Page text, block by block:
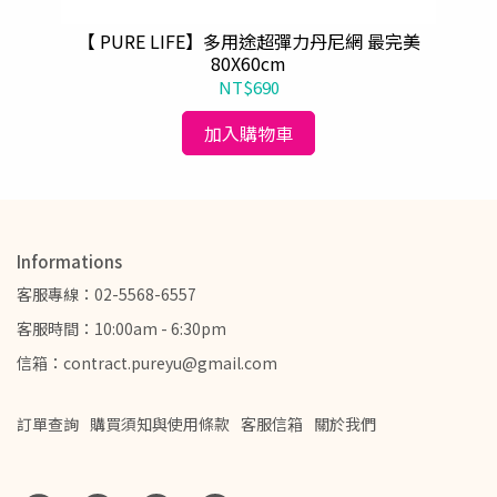
【 PURE LIFE】多用途超彈力丹尼網 最完美
80X60cm
NT$690
加入購物車
Informations
客服專線：02-5568-6557
客服時間：10:00am - 6:30pm
信箱：contract.pureyu@gmail.com
訂單查詢 購買須知與使用條款 客服信箱 關於我們